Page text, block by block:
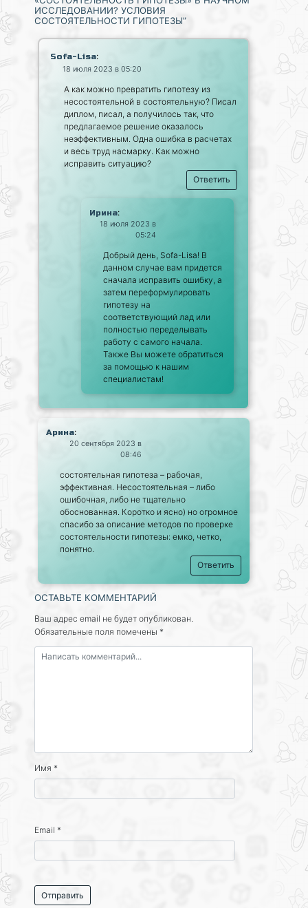
ИССЛЕДОВАНИИ? УСЛОВИЯ
СОСТОЯТЕЛЬНОСТИ ГИПОТЕЗЫ”
Sofa-Lisa:
18 июля 2023 в 05:20
А как можно превратить гипотезу из
несостоятельной в состоятельную? Писал
диплом, писал, а получилось так, что
предлагаемое решение оказалось
неэффективным. Одна ошибка в расчетах
и весь труд насмарку. Как можно
исправить ситуацию?
Ответить
Ирина:
18 июля 2023 в
05:24
Добрый день, Sofa-Lisa! В
данном случае вам придется
сначала исправить ошибку, а
затем переформулировать
гипотезу на
соответствующий лад или
полностью переделывать
работу с самого начала.
Также Вы можете обратиться
за помощью к нашим
специалистам!
Арина:
20 сентября 2023 в
08:46
состоятельная гипотеза – рабочая,
эффективная. Несостоятельная – либо
ошибочная, либо не тщательно
обоснованная. Коротко и ясно) но огромное
спасибо за описание методов по проверке
состоятельности гипотезы: емко, четко,
понятно.
Ответить
ОСТАВЬТЕ КОММЕНТАРИЙ
Ваш адрес email не будет опубликован.
Обязательные поля помечены *
Имя *
Email *